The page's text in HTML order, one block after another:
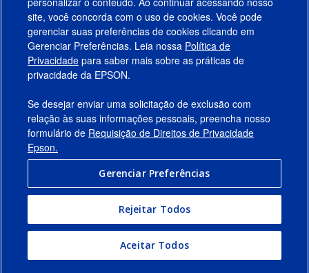
Produtos
Suporte
Links Sugeridos
Empresa
Conecte-se com a Epson
Termos de Uso
site, você concorda com o uso de cookies. Você pode
gerenciar suas preferências de cookies clicando em
Gerenciar Preferências. Leia nossa Política de
Privacidade para saber mais sobre as práticas de
privacidade da EPSON.
Se desejar enviar uma solicitação de exclusão com
relação às suas informações pessoais, preencha nosso
formulário de Requisição de Direitos de Privacidade
Epson.
Gerenciar Preferências
Rejeitar Todos
Aceitar Todos